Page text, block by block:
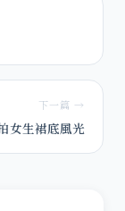
下一篇 →
女生裙底風光